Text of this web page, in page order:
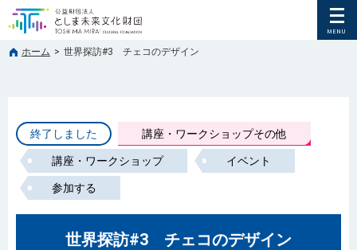
ホーム > 世界探訪#3 チェコのデザイン
終了しました 講座・ワークショップその他
講座・ワークショップ イベント
参加する
世界探訪#3 チェコのデザイン